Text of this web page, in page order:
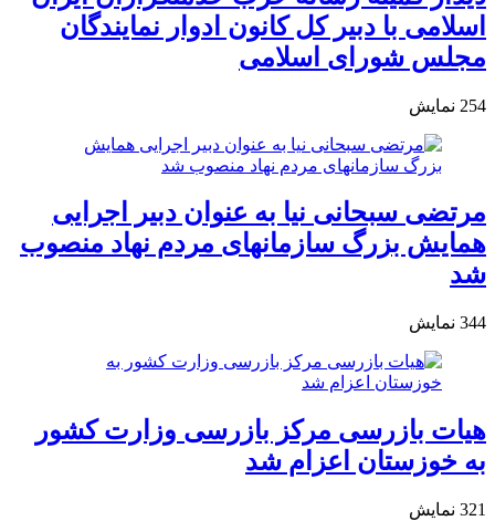
اسلامی با دبیر کل کانون ادوار نمایندگان
مجلس شورای اسلامی
254 نمایش
مرتضی سبحانی نیا به عنوان دبیر اجرایی
همایش بزرگ سازمانهای مردم نهاد منصوب
شد
344 نمایش
هیات بازرسی مرکز بازرسی وزارت کشور
به خوزستان اعزام شد
321 نمایش